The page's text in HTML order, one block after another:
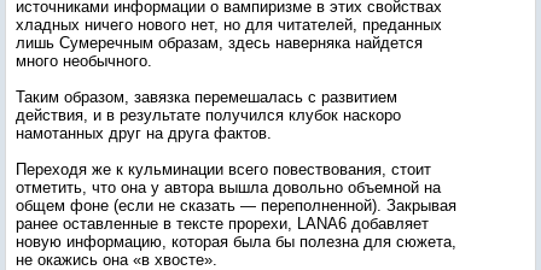
источниками информации о вампиризме в этих свойствах
хладных ничего нового нет, но для читателей, преданных
лишь Сумеречным образам, здесь наверняка найдется
много необычного.
Таким образом, завязка перемешалась с развитием
действия, и в результате получился клубок наскоро
намотанных друг на друга фактов.
Переходя же к кульминации всего повествования, стоит
отметить, что она у автора вышла довольно объемной на
общем фоне (если не сказать — переполненной). Закрывая
ранее оставленные в тексте прорехи, LANA6 добавляет
новую информацию, которая была бы полезна для сюжета,
не окажись она «в хвосте».